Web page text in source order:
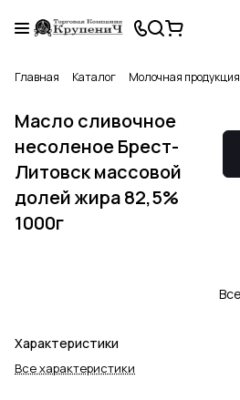
Главная Каталог Молочная продукция
Масло сливочное
несоленое Брест-
Литовск массовой
долей жира 82,5%
1000г
Характеристики
Все характеристики